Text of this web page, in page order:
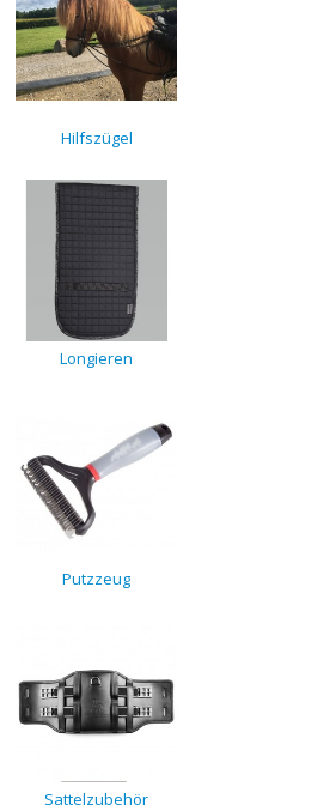
Hilfszügel
Longieren
Putzzeug
Sattelzubehör